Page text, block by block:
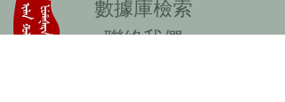
數據庫檢索
聯絡我們